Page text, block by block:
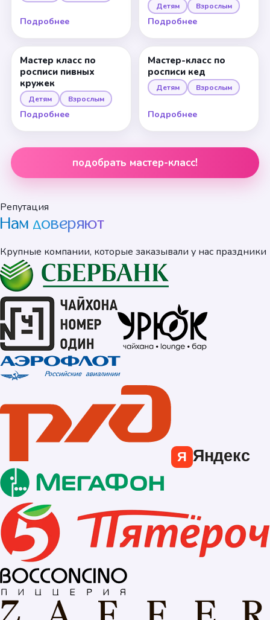
Подробнее
Детям Взрослым
Подробнее
Мастер класс по
росписи пивных
кружек
Детям Взрослым
Подробнее
Мастер-класс по
росписи кед
Детям Взрослым
Подробнее
подобрать мастер-класс!
Репутация
Нам доверяют
Крупные компании, которые заказывали у нас праздники
Я Яндекс